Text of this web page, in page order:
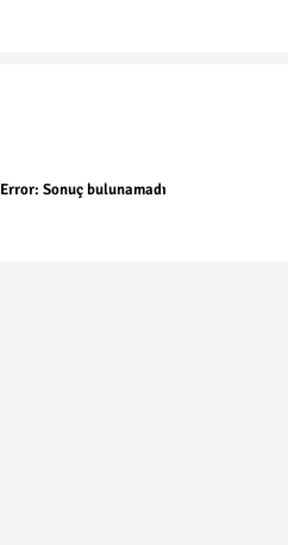
Error: Sonuç bulunamadı